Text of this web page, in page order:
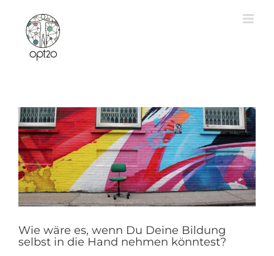
springen
Wie wäre es, wenn Du Deine Bildung
selbst in die Hand nehmen könntest?